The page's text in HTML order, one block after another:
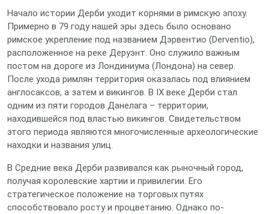
Начало истории Дерби уходит корнями в римскую эпоху.
Примерно в 79 году нашей эры здесь было основано
римское укрепление под названием Дэрвентио (Derventio),
расположенное на реке Деруэнт. Оно служило важным
постом на дороге из Лондиниума (Лондона) на север.
После ухода римлян территория оказалась под влиянием
англосаксов, а затем и викингов. В IX веке Дерби стал
одним из пяти городов Данелага – территории,
находившейся под властью викингов. Свидетельством
этого периода являются многочисленные археологические
находки и названия улиц.
В Средние века Дерби развивался как рыночный город,
получая королевские хартии и привилегии. Его
стратегическое положение на торговых путях
способствовало росту и процветанию. Однако по-